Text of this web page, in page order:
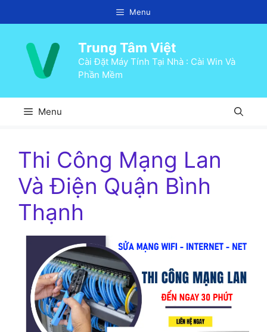
đến
Menu
Trung Tâm Việt
Cài Đặt Máy Tính Tại Nhà : Cài Win Và
Phần Mềm
Menu
Thi Công Mạng Lan
Và Điện Quận Bình
Thạnh